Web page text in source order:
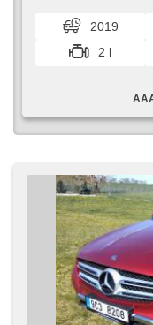
jazdného pruhu,
nosič, autorádio,
technologiemi.
2019
2 l